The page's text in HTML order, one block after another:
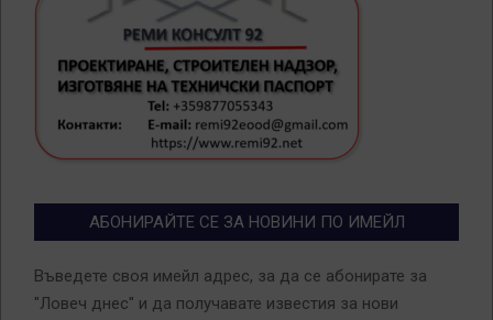
АБОНИРАЙТЕ СЕ ЗА НОВИНИ ПО ИМЕЙЛ
Въведете своя имейл адрес, за да се абонирате за
"Ловеч днес" и да получавате известия за нови